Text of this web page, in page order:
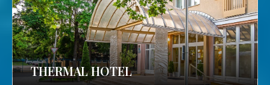
THERMAL HOTEL